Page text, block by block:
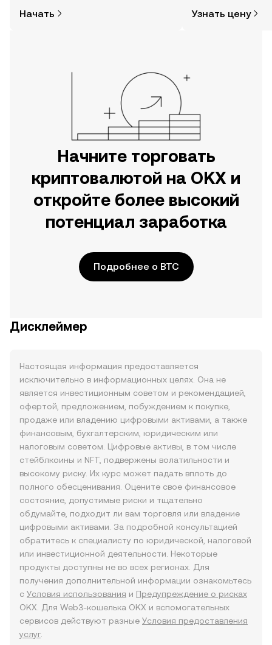
так сложно. Начните исследовать
Начать
сообществе,
Узнать цену
Начните торговать
криптовалютой на OKX и
откройте более высокий
потенциал заработка
Подробнее о BTC
Дисклеймер
Настоящая информация предоставляется
исключительно в информационных целях. Она не
является инвестиционным советом и рекомендацией,
офертой, предложением, побуждением к покупке,
продаже или владению цифровыми активами, а также
финансовым, бухгалтерским, юридическим или
налоговым советом. Цифровые активы, в том числе
стейблкоины и NFT, подвержены волатильности и
высокому риску. Их курс может падать вплоть до
полного обесценивания. Оцените свое финансовое
состояние, допустимые риски и тщательно
обдумайте, подходит ли вам торговля или владение
цифровыми активами. За подробной консультацией
обратитесь к специалисту по юридической, налоговой
или инвестиционной деятельности. Некоторые
продукты доступны не во всех регионах. Для
получения дополнительной информации ознакомьтесь
с Условия использования и Предупреждение о рисках
OKX. Для Web3-кошелька OKX и вспомогательных
сервисов действуют разные Условия предоставления
услуг.